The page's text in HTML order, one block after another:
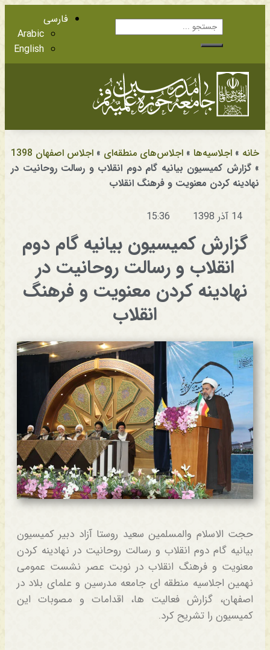
فارسی
Arabic
English
خانه » اجلاسیه‌ها » اجلاس‌های منطقه‌ای » اجلاس اصفهان 1398
»گزارش کمیسیون بیانیه گام دوم انقلاب و رسالت روحانیت در
نهادینه کردن معنویت و فرهنگ انقلاب
14 آذر 1398 15:36
گزارش کمیسیون بیانیه گام دوم
انقلاب و رسالت روحانیت در
نهادینه کردن معنویت و فرهنگ
انقلاب
حجت الاسلام والمسلمین سعید روستا آزاد دبیر کمیسیون
بیانیه گام دوم انقلاب و رسالت روحانیت در نهادینه کردن
معنویت و فرهنگ انقلاب در نوبت عصر نشست عمومی
نهمین اجلاسیه منطقه ای جامعه مدرسین و علمای بلاد در
اصفهان، گزارش فعالیت ها، اقدامات و مصوبات این
کمیسیون را تشریح کرد.